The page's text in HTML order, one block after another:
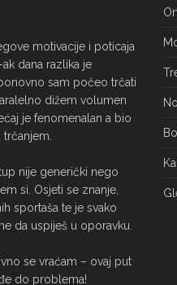
motivacije i poticaja
dana razlika je
sam počeo trčati
dižem volumen
je fenomenalan a bio
nije generički nego
si. Osjeti se znanje,
sportaša te je svako
da uspiješ u oporavku.
se vraćam – ovaj put
do problema!